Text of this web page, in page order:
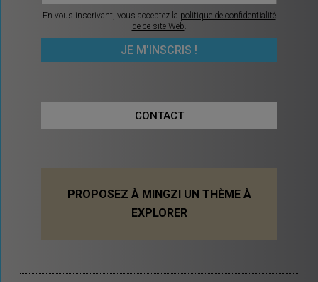
En vous inscrivant, vous acceptez la politique de confidentialité
de ce site Web.
CONTACT
PROPOSEZ À MINGZI UN THÈME À
EXPLORER